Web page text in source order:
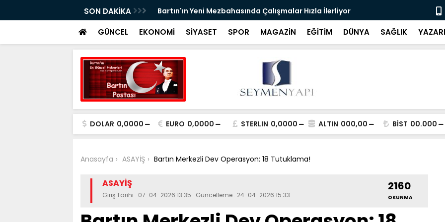
SON DAKİKA
Çalışmalar Hızla İlerliyor Yeni Parti'nin Bartın Kadrosu Ankara'da Yıldız
GÜNCEL EKONOMİ SİYASET SPOR MAGAZİN EĞİTİM DÜNYA SAĞLIK
DOLAR 0,0000 EURO 0,0000 STERLIN 0,0000 ALTIN 000,00 BİST 00.000
Anasayfa ASAYİŞ Bartın Merkezli Dev Operasyon: 18 Tutuklama!
ASAYİŞ
Giriş Tarihi : 07-04-2026 13:35 Güncelleme : 24-04-2026 15:33
2160
OKUNMA